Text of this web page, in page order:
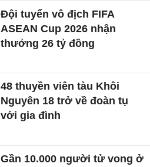
Đội tuyển vô địch FIFA
ASEAN Cup 2026 nhận
thưởng 26 tỷ đồng
48 thuyền viên tàu Khôi
Nguyên 18 trở về đoàn tụ
với gia đình
Gần 10.000 người tử vong ở